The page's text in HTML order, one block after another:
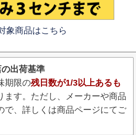
象商品はこちら
出荷基準
期限の残日数が1/3以上あるも
ます。ただし、メーカーや商品
で、詳しくは商品ページにてご